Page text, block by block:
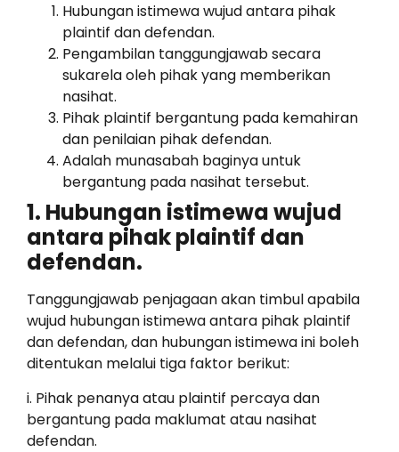
Hubungan istimewa wujud antara pihak
plaintif dan defendan.
Pengambilan tanggungjawab secara
sukarela oleh pihak yang memberikan
nasihat.
Pihak plaintif bergantung pada kemahiran
dan penilaian pihak defendan.
Adalah munasabah baginya untuk
bergantung pada nasihat tersebut.
1. Hubungan istimewa wujud
antara pihak plaintif dan
defendan.
Tanggungjawab penjagaan akan timbul apabila
wujud hubungan istimewa antara pihak plaintif
dan defendan, dan hubungan istimewa ini boleh
ditentukan melalui tiga faktor berikut:
i. Pihak penanya atau plaintif percaya dan
bergantung pada maklumat atau nasihat
defendan.